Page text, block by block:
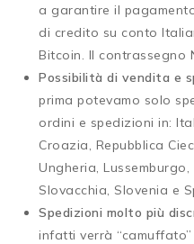
a garantire il
di credito su conto
Bitcoin. Il contrassegno
Possibilità di vendita e
prima potevamo solo
ordini e spedizioni in:
Croazia, Repubblica
Ungheria,
Slovacchia, Slovenia e
Spedizioni molto più
infatti verrà